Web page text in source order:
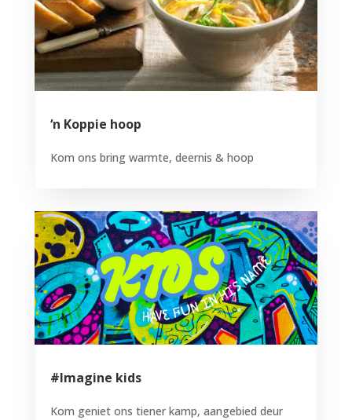
‘n Koppie hoop
Kom ons bring warmte, deernis & hoop
#Imagine kids
Kom geniet ons tiener kamp, aangebied deur